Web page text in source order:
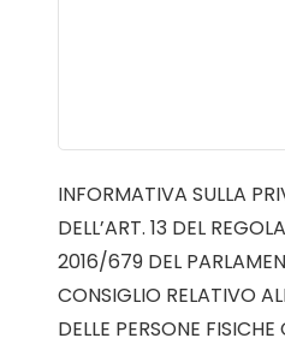
INFORMATIVA SULLA
DELL’ART. 13 DEL
2016/679 DEL
CONSIGLIO RELATIVO
DELLE PERSONE